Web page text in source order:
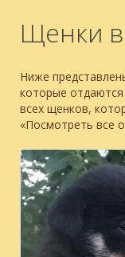
Щенки
Ниже
которые
всех щенков,
«Посмотреть все